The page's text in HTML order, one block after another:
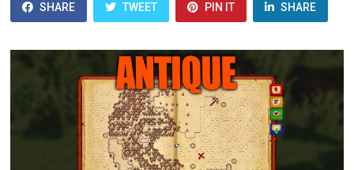
SHARE TWEET PIN IT SHARE